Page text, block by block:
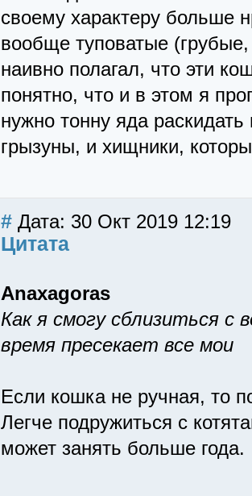
своему характеру больше
вообще туповатые
наивно полагал, что эти
понятно, что и в этом я
нужно тонну яда
грызуны, и хищники,
# Дата: 30 Окт 2019 12:19
Цитата
Anaxagoras
Как я смогу сблизиться с
время пресекает все мои
Если кошка не ручная, то
Легче подружиться с
может занять больше года.